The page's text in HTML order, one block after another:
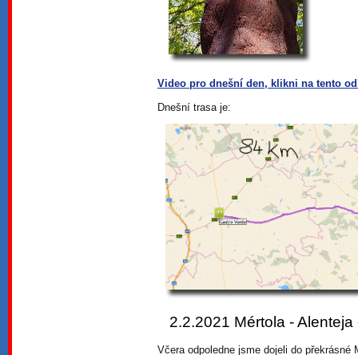
Video pro dnešní den, klikni na tento
Dnešní trasa je:
2.2.2021 Mértola -
Včera odpoledne jsme dojeli do překrásné